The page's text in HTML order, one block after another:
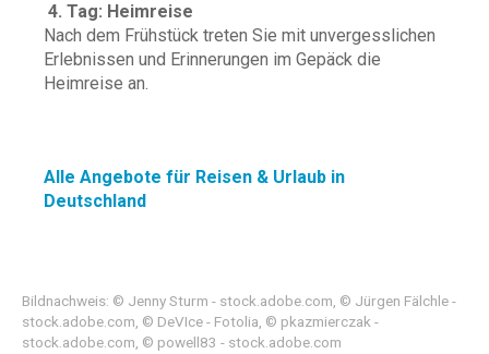
4. Tag: Heimreise
Nach dem Frühstück treten Sie mit unvergesslichen
Erlebnissen und Erinnerungen im Gepäck die
Heimreise an.
Alle Angebote für Reisen & Urlaub in
Deutschland
Bildnachweis: © Jenny Sturm - stock.adobe.com, © Jürgen Fälchle -
stock.adobe.com, © DeVIce - Fotolia, © pkazmierczak -
stock.adobe.com, © powell83 - stock.adobe.com